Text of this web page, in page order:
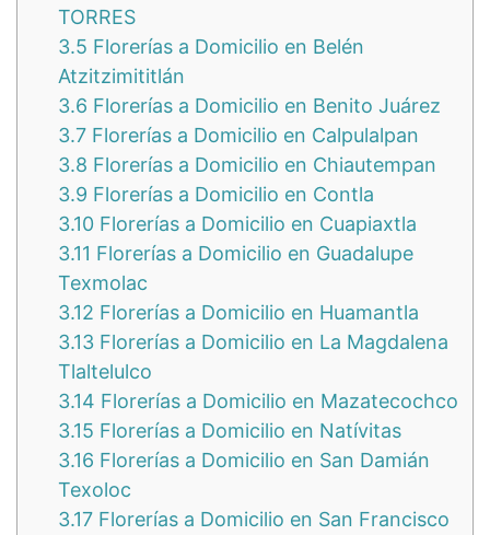
TORRES
3.5 Florerías a Domicilio en Belén
Atzitzimititlán
3.6 Florerías a Domicilio en Benito Juárez
3.7 Florerías a Domicilio en Calpulalpan
3.8 Florerías a Domicilio en Chiautempan
3.9 Florerías a Domicilio en Contla
3.10 Florerías a Domicilio en Cuapiaxtla
3.11 Florerías a Domicilio en Guadalupe
Texmolac
3.12 Florerías a Domicilio en Huamantla
3.13 Florerías a Domicilio en La Magdalena
Tlaltelulco
3.14 Florerías a Domicilio en Mazatecochco
3.15 Florerías a Domicilio en Natívitas
3.16 Florerías a Domicilio en San Damián
Texoloc
3.17 Florerías a Domicilio en San Francisco